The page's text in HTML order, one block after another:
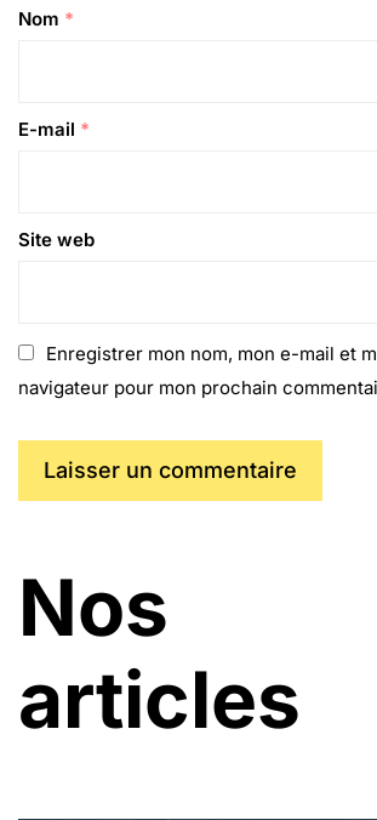
Nom *
E-mail *
Site web
Enregistrer mon nom, mon e-mail et
navigateur pour mon prochain
Nos
articles